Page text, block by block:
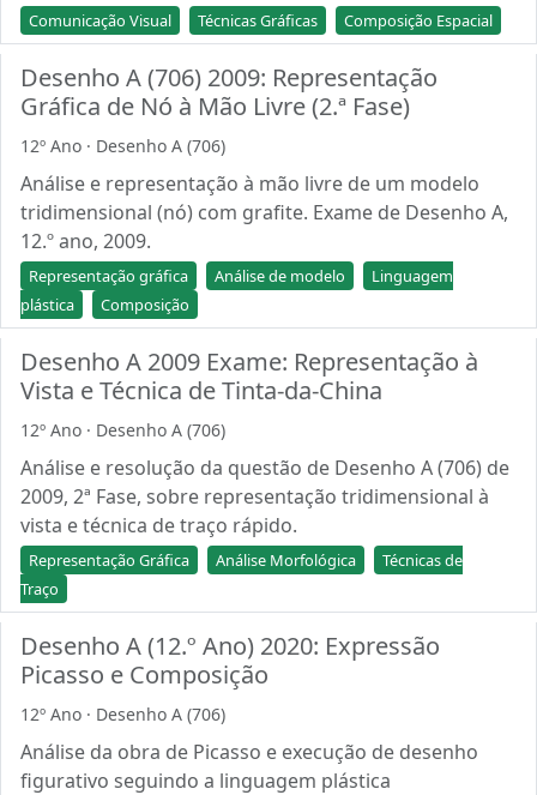
Comunicação Visual Técnicas Gráficas Composição Espacial
Desenho A (706) 2009: Representação
Gráfica de Nó à Mão Livre (2.ª Fase)
12º Ano · Desenho A (706)
Análise e representação à mão livre de um modelo
tridimensional (nó) com grafite. Exame de Desenho A,
12.º ano, 2009.
Representação gráfica Análise de modelo
Linguagem
plástica
Composição
Desenho A 2009 Exame: Representação à
Vista e Técnica de Tinta-da-China
12º Ano · Desenho A (706)
Análise e resolução da questão de Desenho A (706) de
2009, 2ª Fase, sobre representação tridimensional à
vista e técnica de traço rápido.
Representação Gráfica Análise Morfológica
Técnicas de
Traço
Desenho A (12.º Ano) 2020: Expressão
Picasso e Composição
12º Ano · Desenho A (706)
Análise da obra de Picasso e execução de desenho
figurativo seguindo a linguagem plástica